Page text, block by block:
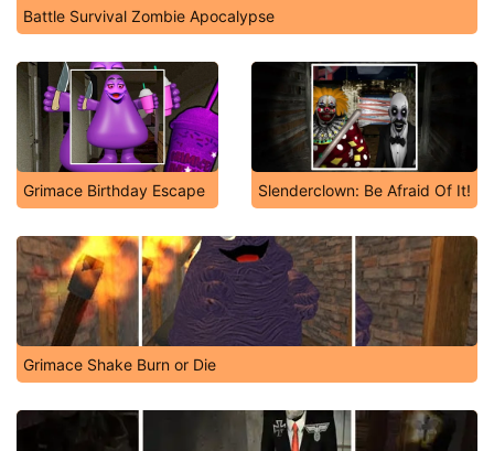
Battle Survival Zombie Apocalypse
Grimace Birthday Escape Slenderclown: Be Afraid Of It!
Grimace Shake Burn or Die